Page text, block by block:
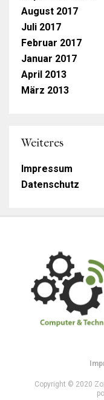
August 2017
Juli 2017
Februar 2017
Januar 2017
April 2013
März 2013
Weiteres
Impressum
Datenschutz
Copyright © 2020